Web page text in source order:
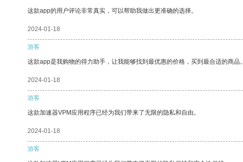
这款app的用户评论非常真实，可以帮助我做出更准确的选择。
2024-01-18
游客
这款app是我购物的得力助手，让我能够找到最优惠的价格，买到最合适的商品。
2024-01-18
游客
这款加速器VPM应用程序已经为我们带来了无限的隐私和自由。
2024-01-18
游客